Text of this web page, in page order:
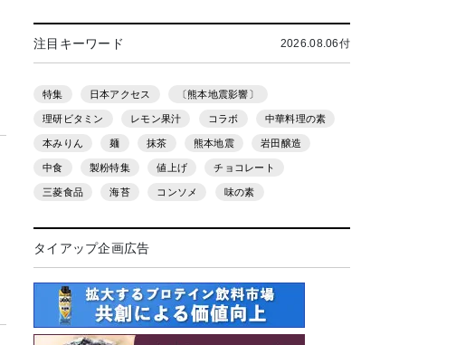
注目キーワード 2026.08.06付
特集 日本アクセス 〔熊本地震影響〕
理研ビタミン レモン果汁 コラボ 中華料理の素
本みりん 麺 抹茶 熊本地震 岩田醸造
中食 製粉特集 値上げ チョコレート
三菱食品 海苔 コンソメ 味の素
タイアップ企画広告